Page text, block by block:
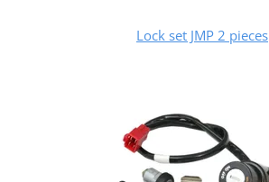
Lock set JMP 2 pieces